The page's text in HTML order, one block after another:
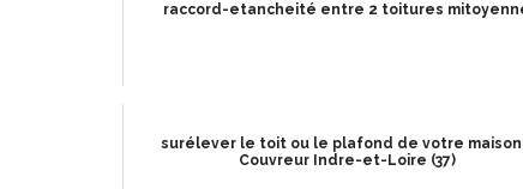
raccord-etancheité entre 2 toitures
surélever le toit ou le plafond de votre maison
Couvreur Indre-et-Loire (37)